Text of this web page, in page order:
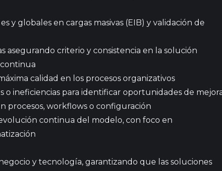
globales en cargas masivas (EIB) y validación de
criterio y consistencia en la solución
calidad en los procesos organizativos
ineficiencias para identificar oportunidades de
workflows o configuración
continua del modelo, con foco en
y tecnología, garantizando que las soluciones